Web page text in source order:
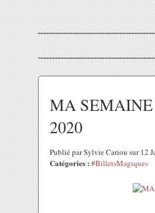
MA SEMAINE
2020
Publié par Sylvie Cariou sur 12
Catégories : #BilletsMagiques